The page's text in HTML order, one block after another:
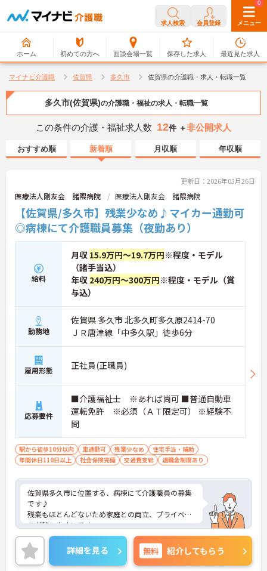
求人検索 会員登録 メニュー
ホーム 初めての方へ 面談会場一覧
0
保存した求人
0
最近見た求人
マイナビ介護職 佐賀県 多久市 佐賀県の介護職・求人・転職一覧
多久市(佐賀県)の介護職・福祉の求人・転職一覧
この条件の介護・福祉求人数 12件 ＋非公開求人
おすすめ順 新着順 月収順 年収順
更新日：2026年03月26日
医療法人剛友会 諸隈病院 医療法人剛友会 諸隈病院
【佐賀県/多久市】残業少なめ♪マイカー通勤可
◎病棟にて介護職員募集（夜勤あり）
給料
月収 15.9万円～19.7万円※程度・モデル
（諸手当込）
年収 240万円～300万円※程度・モデル（賞
与込）
勤務地
佐賀県 多久市 北多久町多久原2414-70
ＪＲ唐津線「中多久駅」徒歩6分
雇用形態 正社員(正職員)
応募要件
■介護福祉士 ※あれば尚可 ■普通自動車
運転免許 ※必須（ＡＴ限定可） ※経験不
問
駅から徒歩10分以内 車通勤可 残業少なめ
住宅手当・補助
年間休日110日以上
社会保険完備 交通費支給 退職金制度あり
佐賀県多久市に位置する、病棟にて介護職員の募集
です♪
残業もほとんどないため家庭との両立、プライベー
トが整いやすいです。
最寄駅からも徒歩6分でマイカー通勤も可能で無料
駐車場も完備しています。
ご興味ある方には、面接のポイントなど、さらに詳
細をお話致しますのでお気軽にご相談ください。
詳細を見る 無料 紹介してもらう